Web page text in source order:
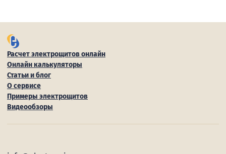
Расчет электрощитов онлайн
Онлайн калькуляторы
Статьи и блог
О сервисе
Примеры электрощитов
Видеообзоры